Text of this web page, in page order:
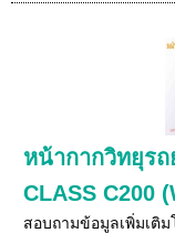
หน้ากากวิทยุรถ
CLASS C200
สอบถามข้อมูลเพิ่มเติม